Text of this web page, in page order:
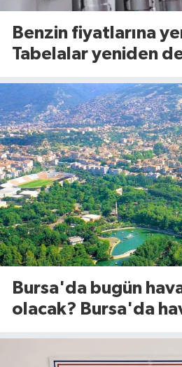
Benzin fiyatlarına
Tabelalar yeniden
Bursa'da bugün
olacak? Bursa'da